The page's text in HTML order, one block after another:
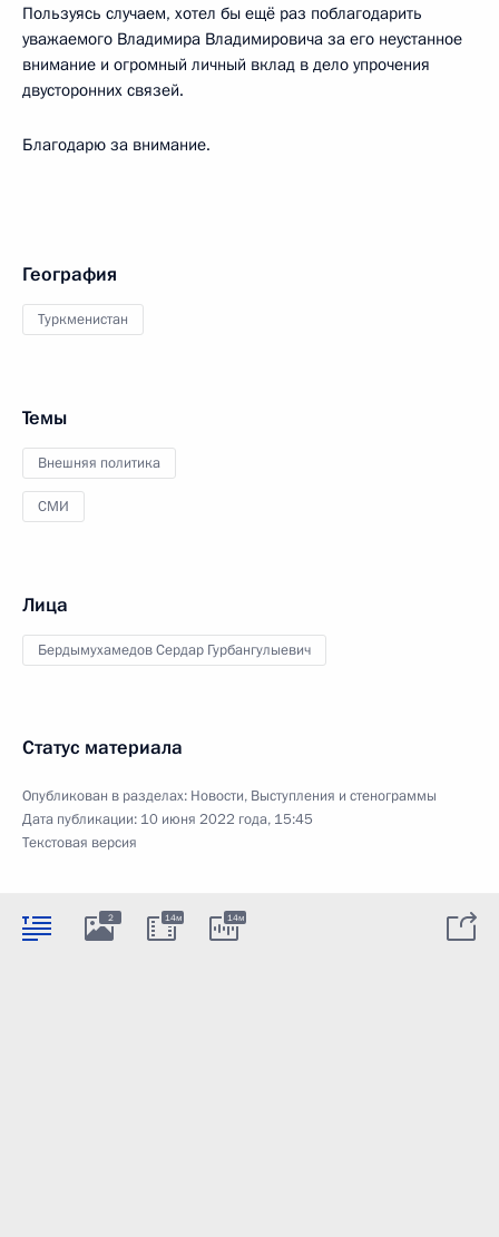
Пользуясь случаем, хотел бы ещё раз поблагодарить
уважаемого Владимира Владимировича за его неустанное
внимание и огромный личный вклад в дело упрочения
двусторонних связей.
Благодарю за внимание.
География
Туркменистан
Темы
Внешняя политика
СМИ
Лица
Бердымухамедов Сердар Гурбангулыевич
Статус материала
Опубликован в разделах: Новости, Выступления и стенограммы
Дата публикации: 10 июня 2022 года, 15:45
Текстовая версия
2 14м 14м